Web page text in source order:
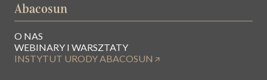
Abacosun
O NAS
WEBINARY I WARSZTATY
INSTYTUT URODY ABACOSUN